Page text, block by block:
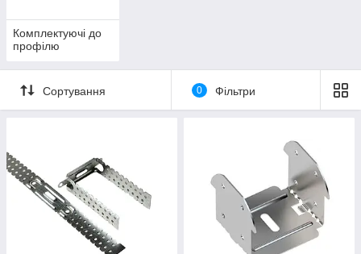
Комплектуючі до
профілю
Сортування 0 Фільтри